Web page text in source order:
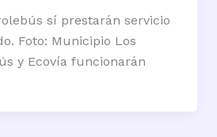
sí prestarán servicio
Foto: Municipio Los
y Ecovía funcionarán